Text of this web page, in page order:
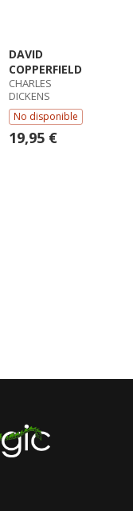
DAVID
COPPERFIELD
CHARLES
DICKENS
No disponible
19,95 €